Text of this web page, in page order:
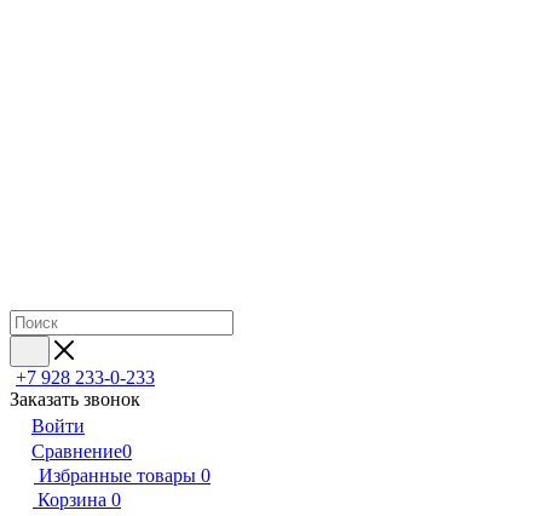
+7 928 233-0-233
Заказать звонок
Войти
Сравнение0
Избранные товары 0
Корзина 0